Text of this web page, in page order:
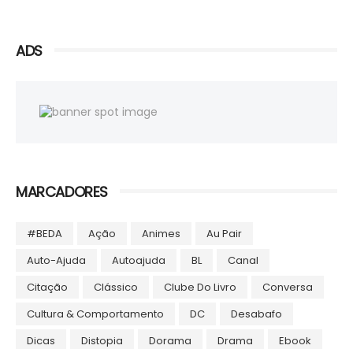
ADS
MARCADORES
#BEDA Ação Animes
Au Pair
Auto-Ajuda
Autoajuda BL
Canal
Citação
Clássico Clube Do Livro
Conversa
Cultura & Comportamento
DC
Desabafo
Dicas
Distopia Dorama Drama
Ebook